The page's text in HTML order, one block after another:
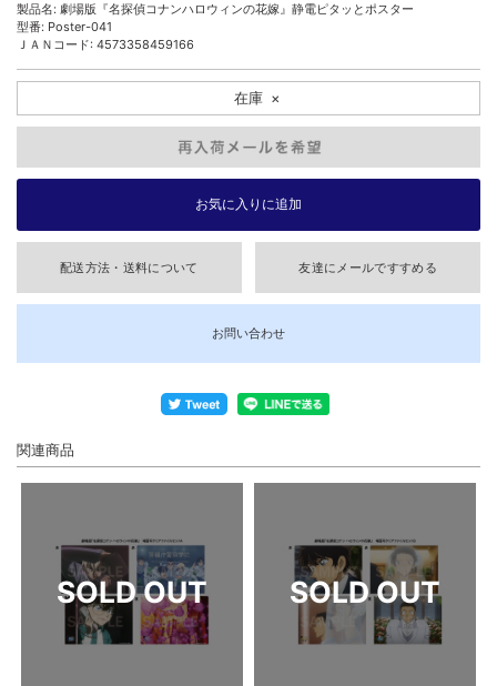
製品名: 劇場版『名探偵コナンハロウィンの花嫁』静電ピタッとポスター
型番: Poster-041
ＪＡＮコード: 4573358459166
在庫 ×
配送方法・送料について 友達にメールですすめる
お問い合わせ
関連商品